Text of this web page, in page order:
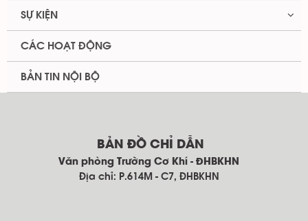
SỰ KIỆN
CÁC HOẠT ĐỘNG
BẢN TIN NỘI BỘ
BẢN ĐỒ CHỈ DẪN
Văn phòng Trường Cơ Khí - ĐHBKHN
Địa chỉ: P.614M - C7, ĐHBKHN